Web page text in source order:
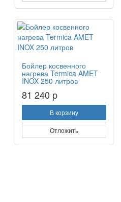
Бойлер косвенного
нагрева Termica AMET
INOX 250 литров
81 240 p
В корзину
Отложить